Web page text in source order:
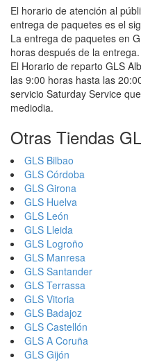
El horario de atención al
entrega de paquetes es el
La entrega de paquetes en
horas después de la entrega.
El Horario de reparto GLS
las 9:00 horas hasta las
servicio Saturday Service
mediodia.
Otras Tiendas
GLS Bilbao
GLS Córdoba
GLS Girona
GLS Huelva
GLS León
GLS Lleida
GLS Logroño
GLS Manresa
GLS Santander
GLS Terrassa
GLS Vitoria
GLS Badajoz
GLS Castellón
GLS A Coruña
GLS Gijón